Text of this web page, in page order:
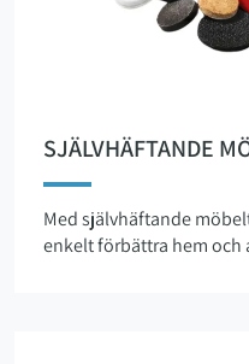
SJÄLVHÄFTANDE
Med självhäftande
enkelt förbättra hem och